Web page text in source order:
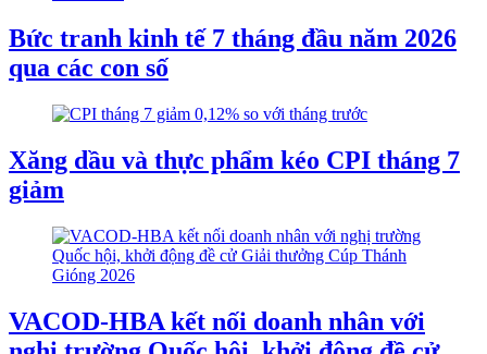
Bức tranh kinh tế 7 tháng đầu năm 2026
qua các con số
Xăng dầu và thực phẩm kéo CPI tháng 7
giảm
VACOD-HBA kết nối doanh nhân với